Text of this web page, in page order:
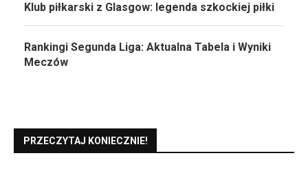
Klub piłkarski z Glasgow: legenda szkockiej piłki
Rankingi Segunda Liga: Aktualna Tabela i Wyniki
Meczów
PRZECZYTAJ KONIECZNIE!